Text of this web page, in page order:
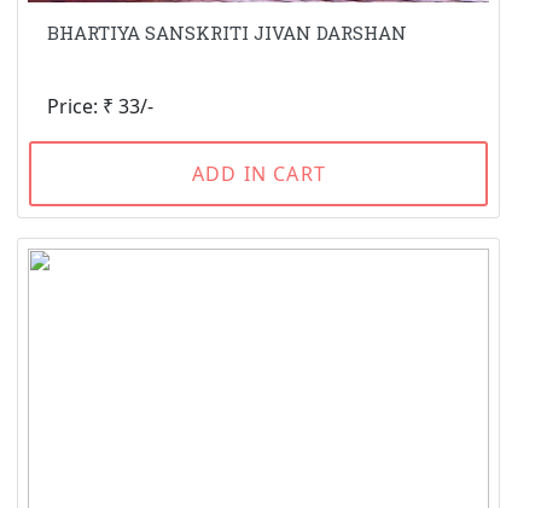
BHARTIYA SANSKRITI JIVAN DARSHAN
Price: ₹ 33/-
ADD IN CART